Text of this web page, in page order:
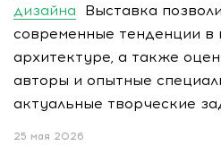
дизайна Выставка
современные тенденции в
архитектуре, а также
авторы и опытные
актуальные творческие
25 мая 2026